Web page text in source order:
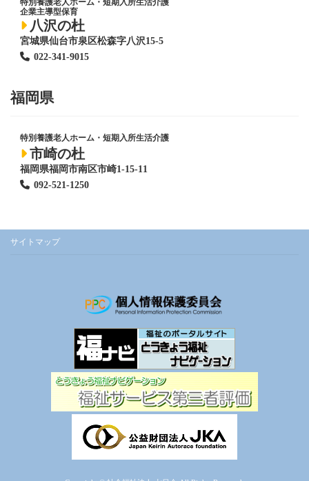
特別養護老人ホーム ・短期入所生活介護
企業主導型保育
八沢の杜
宮城県仙台市泉区松森字八沢15-5
022-341-9015
福岡県
特別養護老人ホーム ・短期入所生活介護
市崎の杜
福岡県福岡市南区市崎1-15-11
092-521-1250
サイトマップ